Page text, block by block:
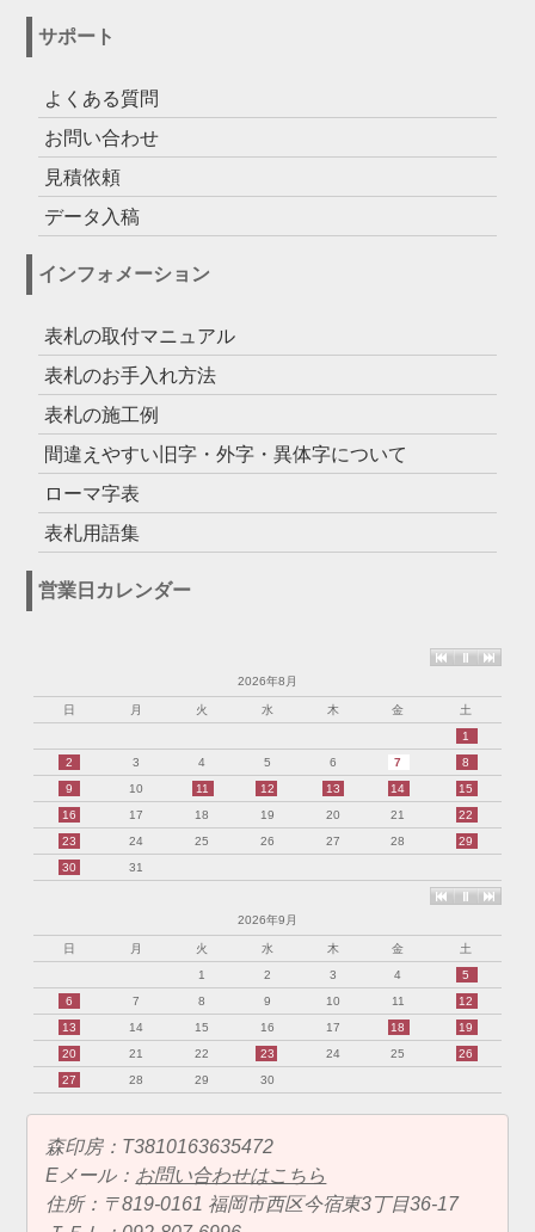
サポート
よくある質問
お問い合わせ
見積依頼
データ入稿
インフォメーション
表札の取付マニュアル
表札のお手入れ方法
表札の施工例
間違えやすい旧字・外字・異体字について
ローマ字表
表札用語集
営業日カレンダー
2026年8月
日 月 火 水 木 金
土
1
2
3 4 5 6 7
8
9
10 11 12 13 14
15
16
17 18 19 20 21
22
23
24 25 26 27 28
29
30
31
2026年9月
日 月 火 水 木 金
土
1
2 3 4
5
6
7 8 9 10 11
12
13
14 15 16 17 18
19
20
21 22 23 24 25
26
27
28 29 30
森印房：T3810163635472
Eメール： お問い合わせはこちら
住所：〒819-0161 福岡市西区今宿東3丁目36-17